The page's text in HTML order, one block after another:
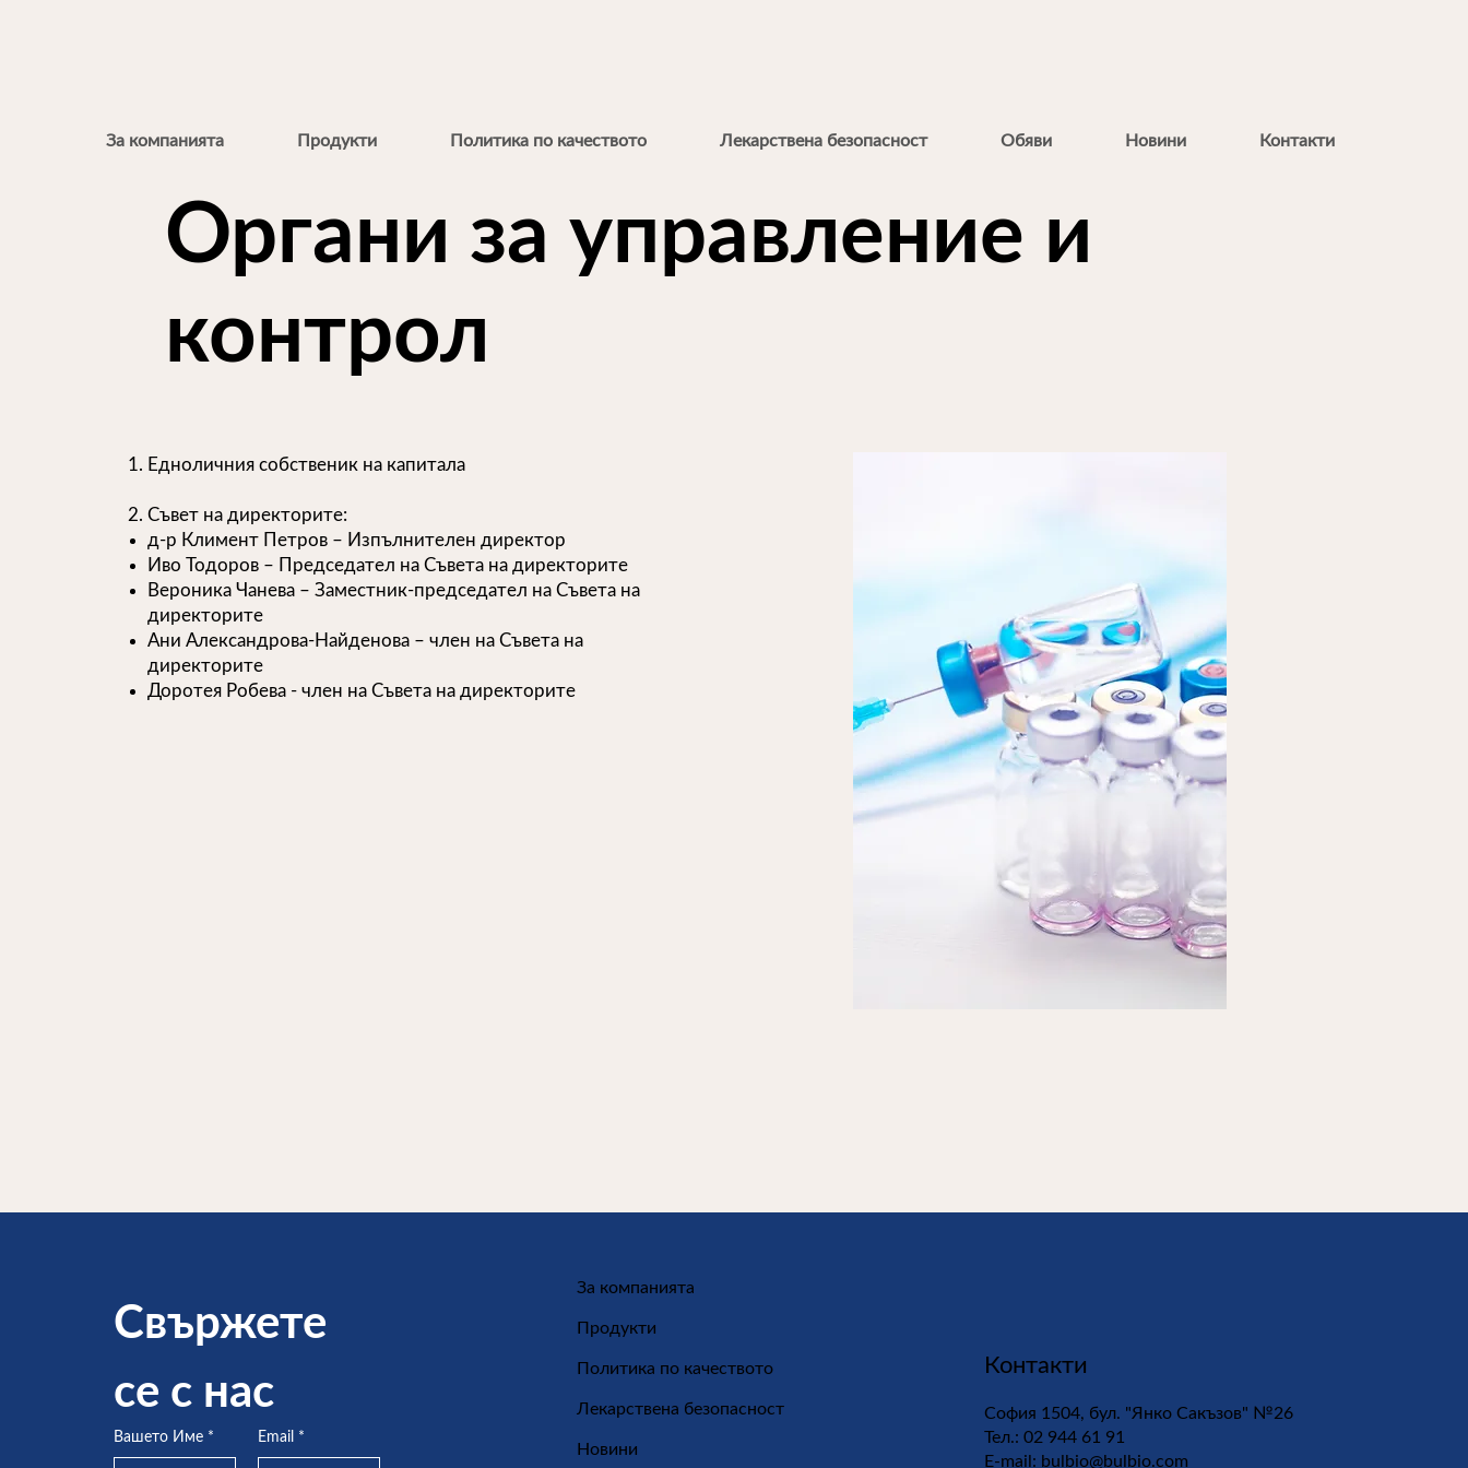
За компанията Продукти Политика по качеството Лекарствена безопасност Обяви Новини Контакти
Органи за управление и
контрол
Едноличния собственик на капитала
Съвет на директорите:
д-р Климент Петров – Изпълнителен директор
Иво Тодоров – Председател на Съвета на директорите
Вероника Чанева – Заместник-председател на Съвета на
директорите
Ани Александрова-Найденова – член на Съвета на
директорите
Доротея Робева - член на Съвета на директорите
Свържете
се с нас
Вашето Име * Email *
За компанията
Продукти
Политика по качеството
Лекарствена безопасност
Новини
Контакти
София 1504, бул. "Янко Сакъзов" №26
Тел.: 02 944 61 91
E-mail: bulbio@bulbio.com